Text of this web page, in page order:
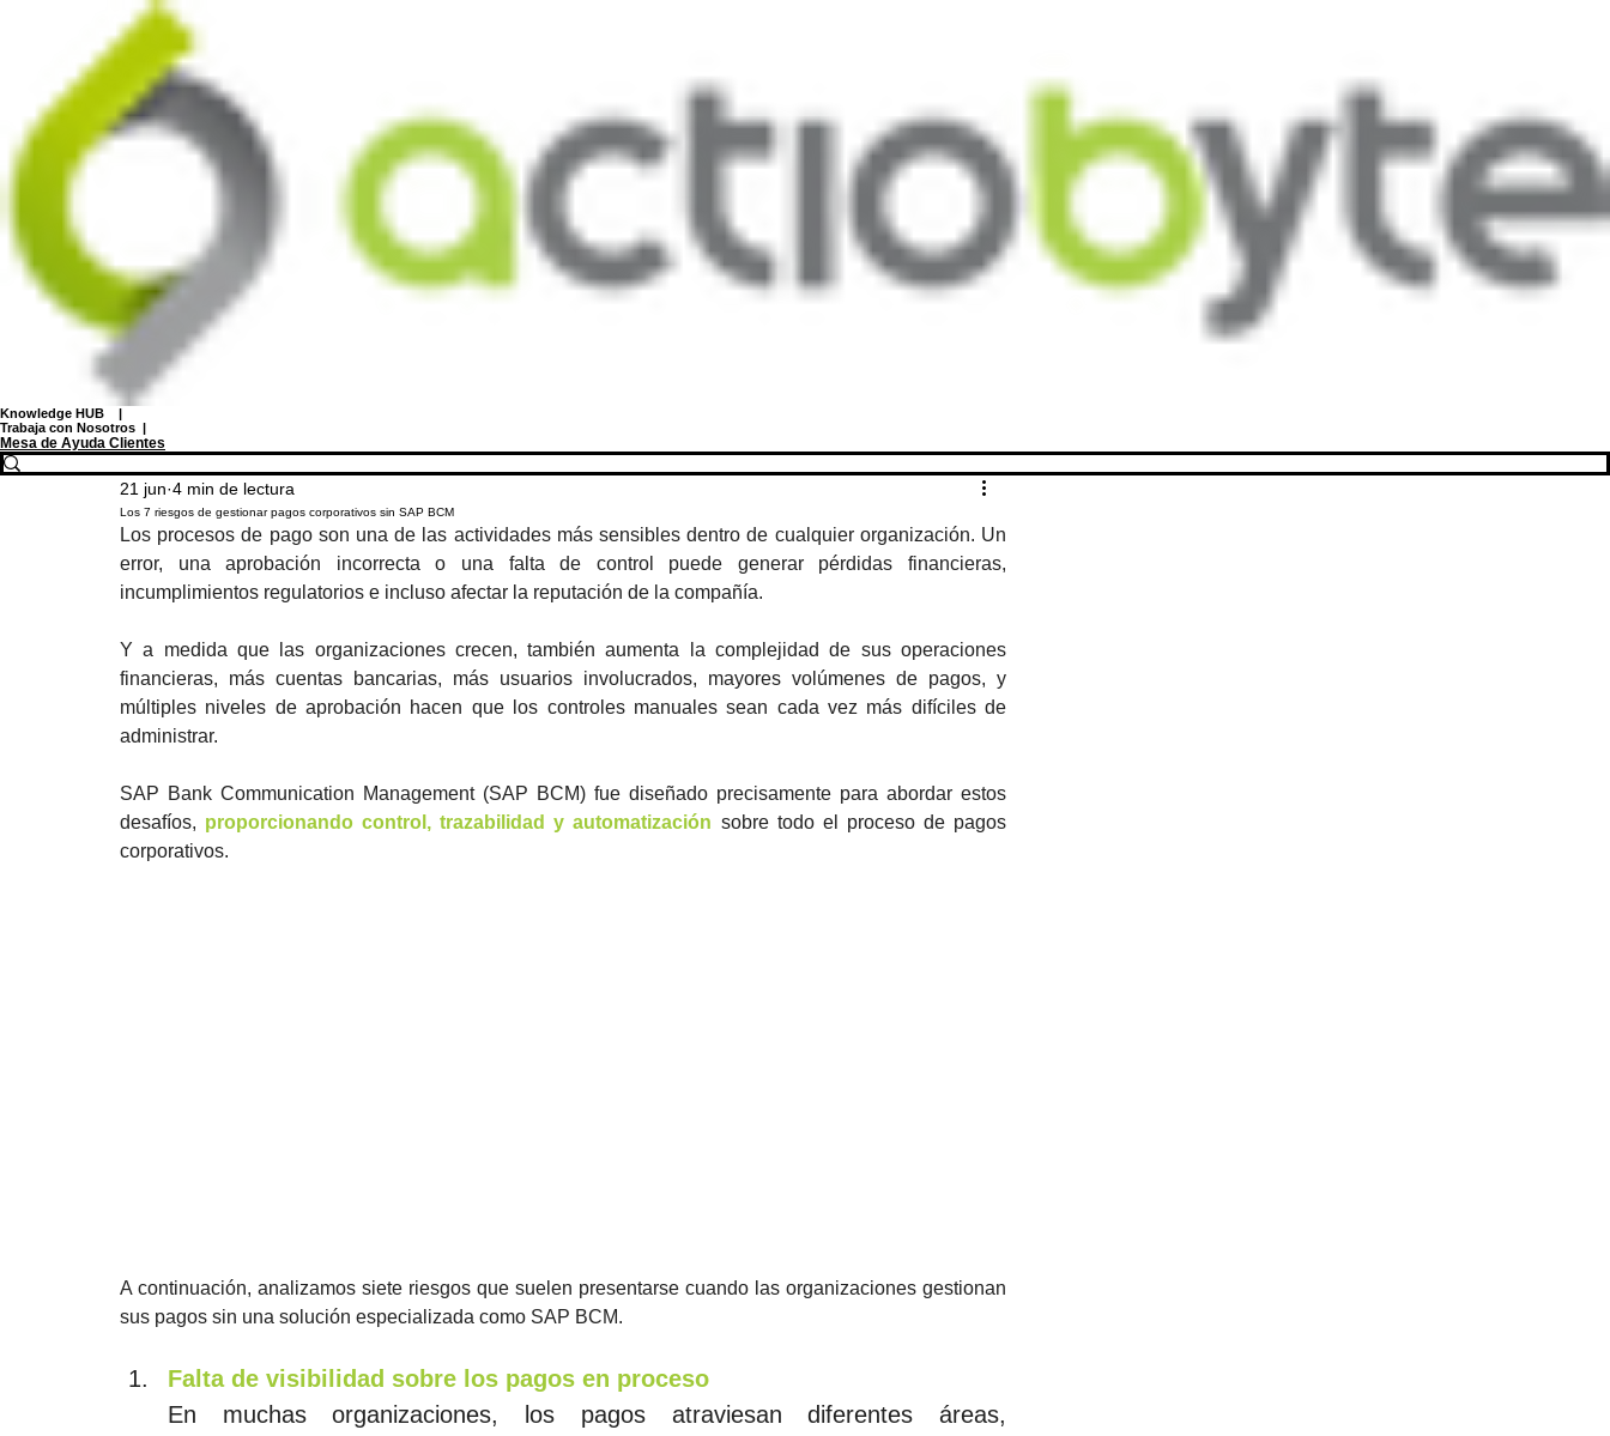
Knowledge HUB |
Trabaja con Nosotros |
Mesa de Ayuda Clientes
Los 7 riesgos de gestionar pagos corporativos sin SAP BCM
21 jun 4 min de lectura
Los procesos de pago son una de las actividades más sensibles dentro de cualquier organización. Un
error, una aprobación incorrecta o una falta de control puede generar pérdidas financieras,
incumplimientos regulatorios e incluso afectar la reputación de la compañía.
Y a medida que las organizaciones crecen, también aumenta la complejidad de sus operaciones
financieras, más cuentas bancarias, más usuarios involucrados, mayores volúmenes de pagos, y
múltiples niveles de aprobación hacen que los controles manuales sean cada vez más difíciles de
administrar.
SAP Bank Communication Management (SAP BCM) fue diseñado precisamente para abordar estos
desafíos, proporcionando control, trazabilidad y automatización sobre todo el proceso de pagos
corporativos.
A continuación, analizamos siete riesgos que suelen presentarse cuando las organizaciones gestionan
sus pagos sin una solución especializada como SAP BCM.
Falta de visibilidad sobre los pagos en proceso
En muchas organizaciones, los pagos atraviesan diferentes áreas,